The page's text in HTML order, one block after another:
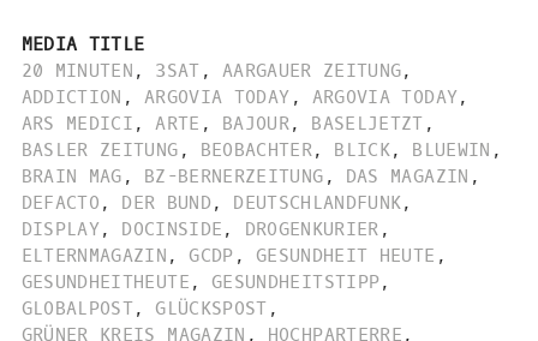
MEDIA TITLE
20 MINUTEN , 3SAT , AARGAUER ZEITUNG,
ADDICTION , ARGOVIA TODAY , ARGOVIA TODAY,
ARS MEDICI , ARTE , BAJOUR, BASELJETZT ,
BASLER ZEITUNG , BEOBACHTER, BLICK, BLUEWIN ,
BRAIN MAG , BZ-BERNERZEITUNG , DAS MAGAZIN ,
DEFACTO , DER BUND , DEUTSCHLANDFUNK,
DISPLAY, DOCINSIDE , DROGENKURIER ,
ELTERNMAGAZIN , GCDP , GESUNDHEIT HEUTE ,
GESUNDHEITHEUTE , GESUNDHEITSTIPP,
GLOBALPOST, GLÜCKSPOST ,
GRÜNER KREIS MAGAZIN , HOCHPARTERRE ,